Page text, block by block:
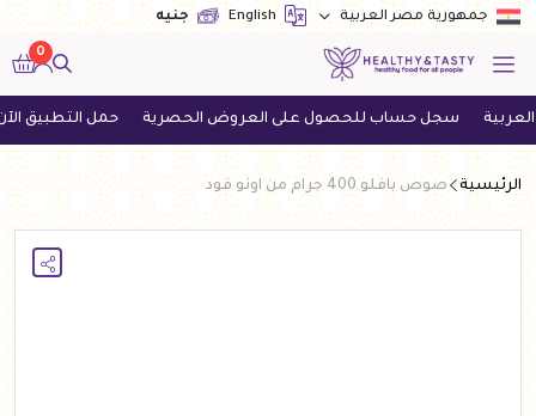
جنيه
0
سجل حساب للحصول على العروض الحصرية حمل التطبيق الآن
الرئيسية صوص بافلو 400 جرام من اونو فود